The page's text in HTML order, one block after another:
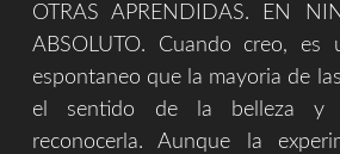
OTRAS APRENDIDAS. EN
ABSOLUTO. Cuando creo, es
espontaneo que la mayoria de
el sentido de la belleza y
reconocerla. Aunque la